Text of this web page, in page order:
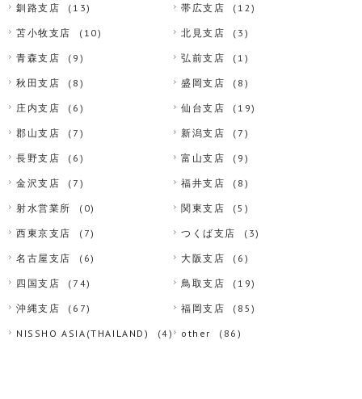
釧路支店 (13) 帯広支店 (12)
苫小牧支店 (10) 北見支店 (3)
青森支店 (9) 弘前支店 (1)
秋田支店 (8) 盛岡支店 (8)
庄内支店 (6) 仙台支店 (19)
郡山支店 (7) 新潟支店 (7)
長野支店 (6) 富山支店 (9)
金沢支店 (7) 福井支店 (8)
射水営業所 (0) 関東支店 (5)
西東京支店 (7) つくば支店 (3)
名古屋支店 (6) 大阪支店 (6)
四国支店 (74) 鳥取支店 (19)
沖縄支店 (67) 福岡支店 (85)
NISSHO ASIA(THAILAND) (4) other (86)